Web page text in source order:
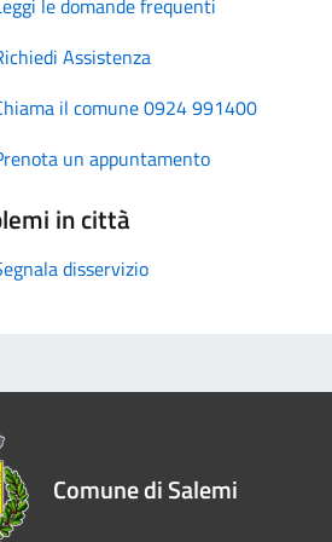
Assistenza
il comune 0924 991400
un appuntamento
in città
disservizio
Comune di Salemi